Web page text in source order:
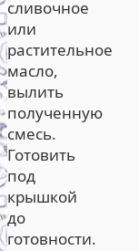
сливочное
или
растительное
масло,
вылить
полученную
смесь.
Готовить
под
крышкой
до
готовности.